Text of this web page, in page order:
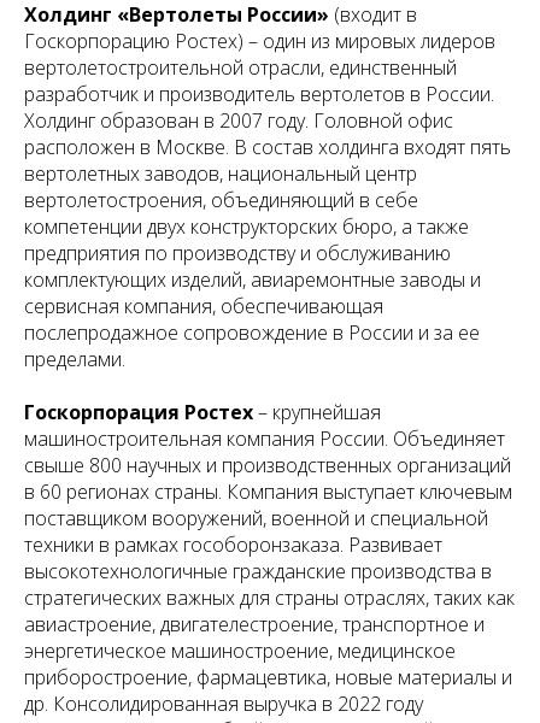
Холдинг «Вертолеты России» (входит в
Госкорпорацию Ростех) – один из мировых лидеров
вертолетостроительной отрасли, единственный
разработчик и производитель вертолетов в России.
Холдинг образован в 2007 году. Головной офис
расположен в Москве. В состав холдинга входят пять
вертолетных заводов, национальный центр
вертолетостроения, объединяющий в себе
компетенции двух конструкторских бюро, а также
предприятия по производству и обслуживанию
комплектующих изделий, авиаремонтные заводы и
сервисная компания, обеспечивающая
послепродажное сопровождение в России и за ее
пределами.
Госкорпорация Ростех– крупнейшая
машиностроительная компания России. Объединяет
свыше 800 научных и производственных организаций
в 60 регионах страны. Компания выступает ключевым
поставщиком вооружений, военной и специальной
техники в рамках гособоронзаказа. Развивает
высокотехнологичные гражданские производства в
стратегических важных для страны отраслях, таких как
авиастроение, двигателестроение, транспортное и
энергетическое машиностроение, медицинское
приборостроение, фармацевтика, новые материалы и
др. Консолидированная выручка в 2022 году